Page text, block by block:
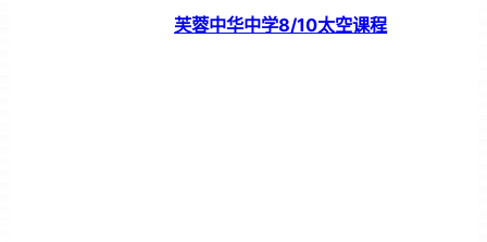
芙蓉中华中学8/10太空课程